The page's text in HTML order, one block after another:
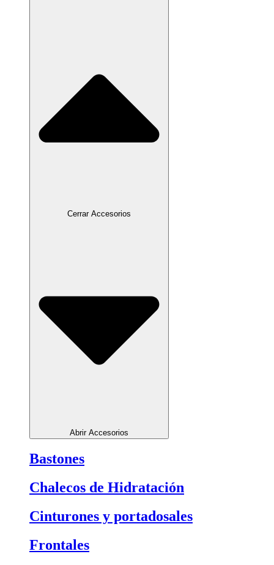
Cerrar Accesorios
Abrir Accesorios
Bastones
Chalecos de Hidratación
Cinturones y portadosales
Frontales